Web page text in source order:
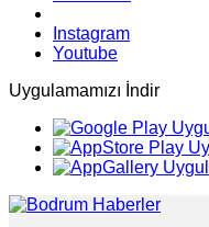
Instagram
Youtube
Uygulamamızı İndir